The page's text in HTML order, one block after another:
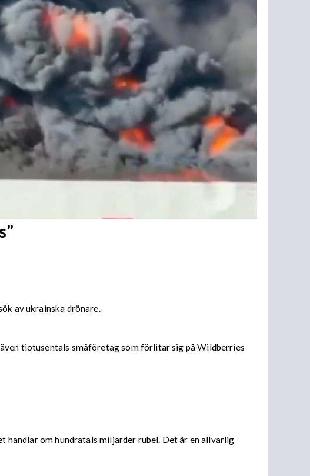
av ukrainska drönare.
tiotusentals småföretag som förlitar sig på Wildberries
handlar om hundratals miljarder rubel. Det är en allvarlig